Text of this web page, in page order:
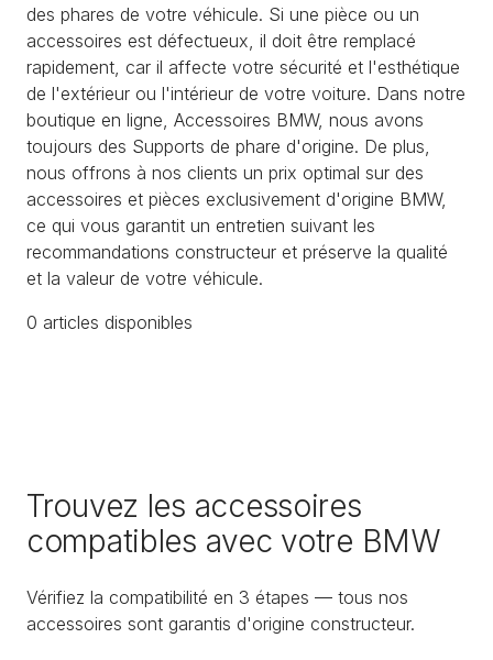
des phares de votre véhicule. Si une pièce ou un
accessoires est défectueux, il doit être remplacé
rapidement, car il affecte votre sécurité et l'esthétique
de l'extérieur ou l'intérieur de votre voiture. Dans notre
boutique en ligne, Accessoires BMW, nous avons
toujours des Supports de phare d'origine. De plus,
nous offrons à nos clients un prix optimal sur des
accessoires et pièces exclusivement d'origine BMW,
ce qui vous garantit un entretien suivant les
recommandations constructeur et préserve la qualité
et la valeur de votre véhicule.
0 articles disponibles
Trouvez les accessoires
compatibles avec votre BMW
Vérifiez la compatibilité en 3 étapes — tous nos
accessoires sont garantis d'origine constructeur.